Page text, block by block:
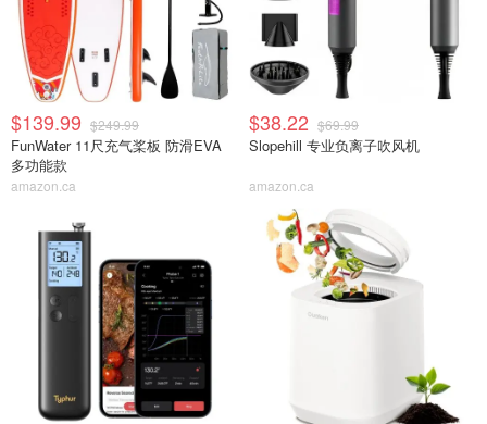
$139.99 $249.99
FunWater 11尺充气桨板 防滑EVA
多功能款
amazon.ca
$38.22 $69.99
Slopehill 专业负离子吹风机
amazon.ca